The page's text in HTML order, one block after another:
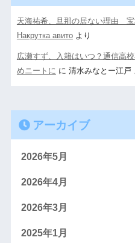
天海祐希、旦那の居ない理由 宝
Накрутка авитоより
広瀬すず、入籍はいつ？通信高
めニートに に 清水みなとー江戸
アーカイブ
2026年5月
2026年4月
2026年3月
2025年1月